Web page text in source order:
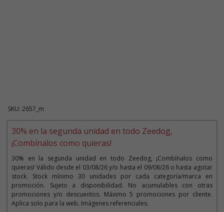
SKU: 2657_m
30% en la segunda unidad en todo Zeedog,
¡Combínalos como quieras!
30% en la segunda unidad en todo Zeedog, ¡Combínalos como
quieras! Válido desde el 03/08/26 y/o hasta el 09/08/26 o hasta agotar
stock. Stock mínimo 30 unidades por cada categoría/marca en
promoción. Sujeto a disponibilidad. No acumulables con otras
promociones y/o descuentos. Máximo 5 promociones por cliente.
Aplica solo para la web. Imágenes referenciales.